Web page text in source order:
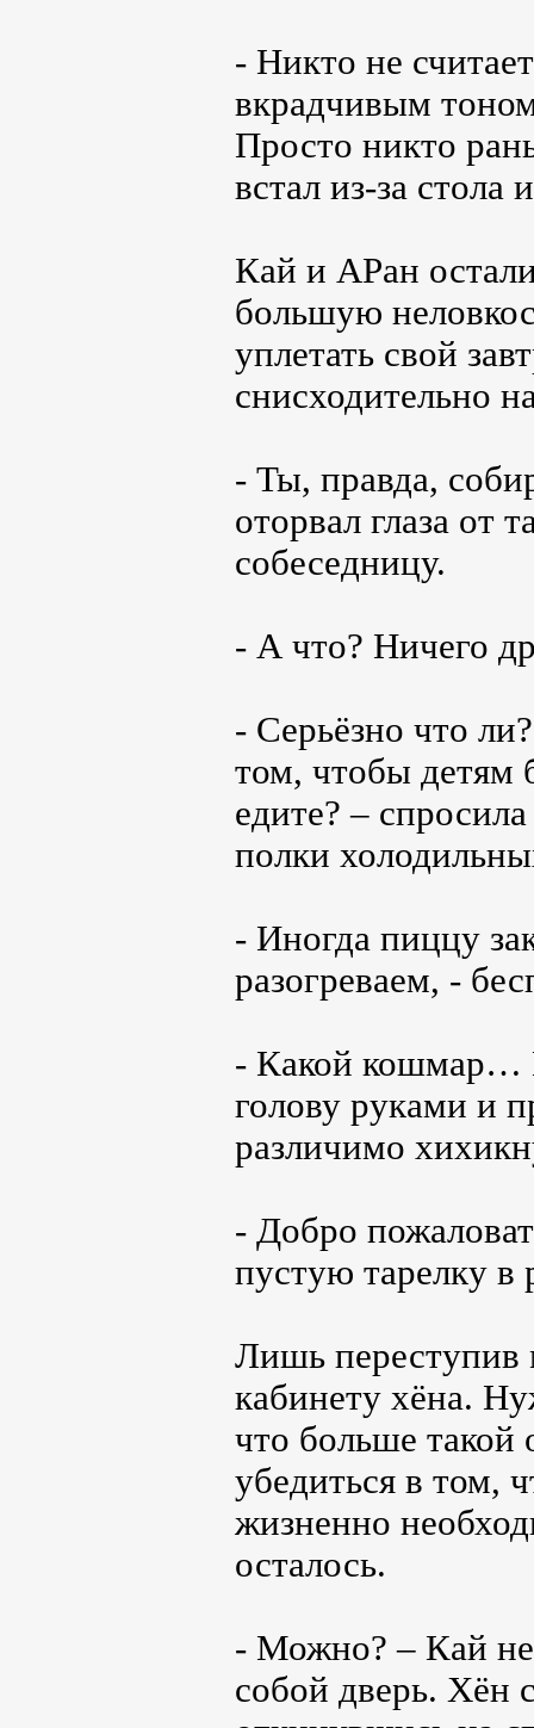
- Никто не
вкрадчивым
Просто никто
встал из-за стола
Кай и АРан
большую
уплетать свой
снисходительно
- Ты, правда,
оторвал глаза от
собеседницу.
- А что? Ничего
- Серьёзно что
том, чтобы детям
едите? –
полки
- Иногда пиццу
разогреваем, -
- Какой кошмар…
голову руками и
различимо
- Добро
пустую тарелку в
Лишь переступив
кабинету хёна.
что больше
убедиться в том,
жизненно
осталось.
- Можно? – Кай
собой дверь. Хён